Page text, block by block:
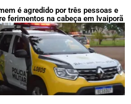
é agredido por três pessoas e
ferimentos na cabeça em Ivaiporã